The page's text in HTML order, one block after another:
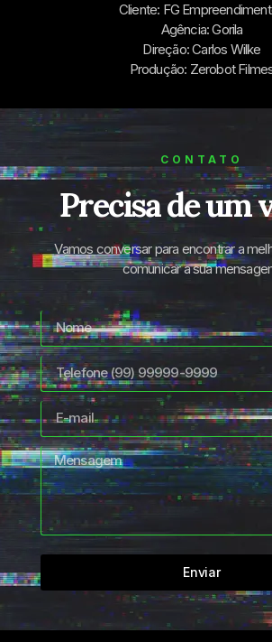
Cliente: FG
Agência: Gorila
Direção: Carlos Wilke
Produção: Zerobot
CONTATO
Precisa de um
Vamos conversar para encontrar a
comunicar a sua
Enviar